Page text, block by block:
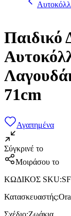
Παιδικό
71cm
Αγαπημένα
Σύγκρινέ το
Μοιράσου το
ΚΩΔΙΚΟΣ SKU:
Κατασκευαστής:
Σχέδιο:Ζωάκια